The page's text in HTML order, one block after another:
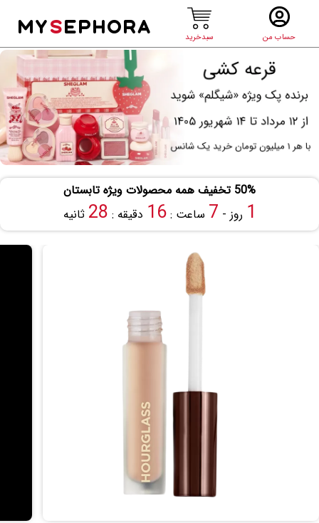
حساب من سبدخرید
MYSEPHORA
50% تخفیف همه محصولات ویژه تابستان
1 روز - 7 ساعت :16 دقیقه : 27 ثانیه